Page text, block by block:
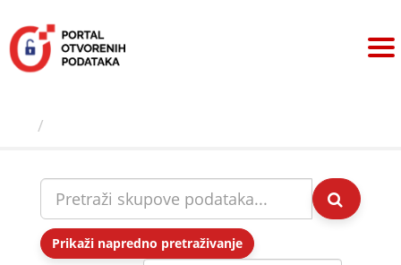
sadržaj
Prikaži napredno pretraživanje